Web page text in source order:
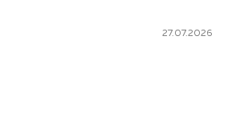
27.07.2026